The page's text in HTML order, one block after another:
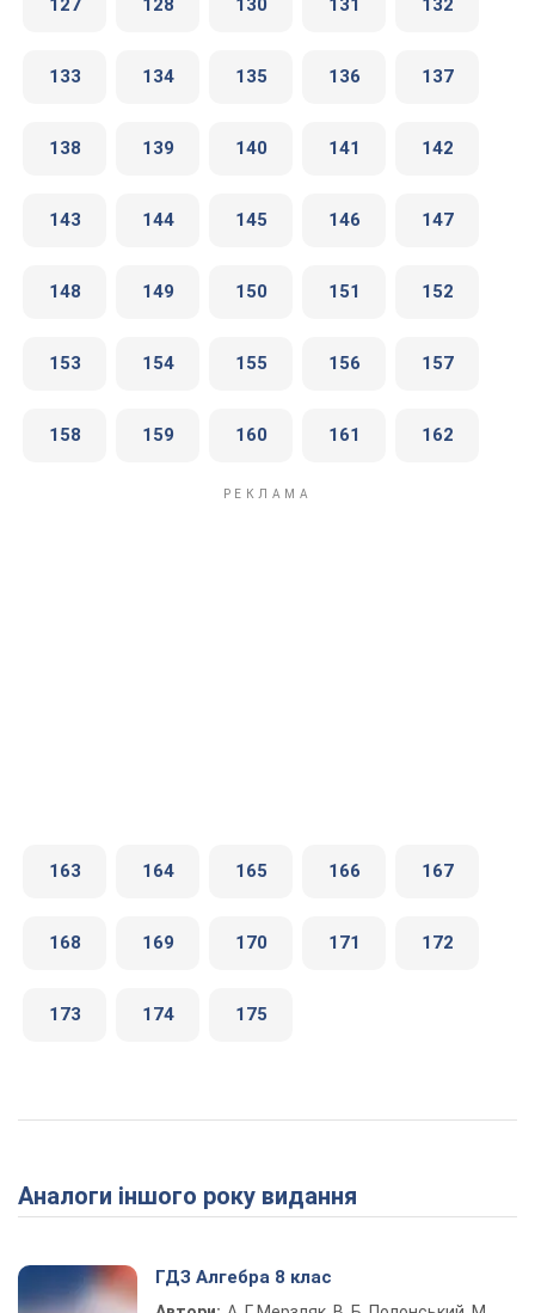
127 128 130 131 132
133 134 135 136 137
138 139 140 141 142
143 144 145 146 147
148 149 150 151 152
153 154 155 156 157
158 159 160 161 162
163 164 165 166 167
168 169 170 171 172
173 174 175
Аналоги іншого року видання
ГДЗ Алгебра 8 клас